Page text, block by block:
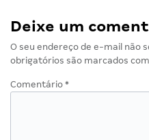
Deixe um
O seu endereço de e-mail não
obrigatórios são marcados com
Comentário *